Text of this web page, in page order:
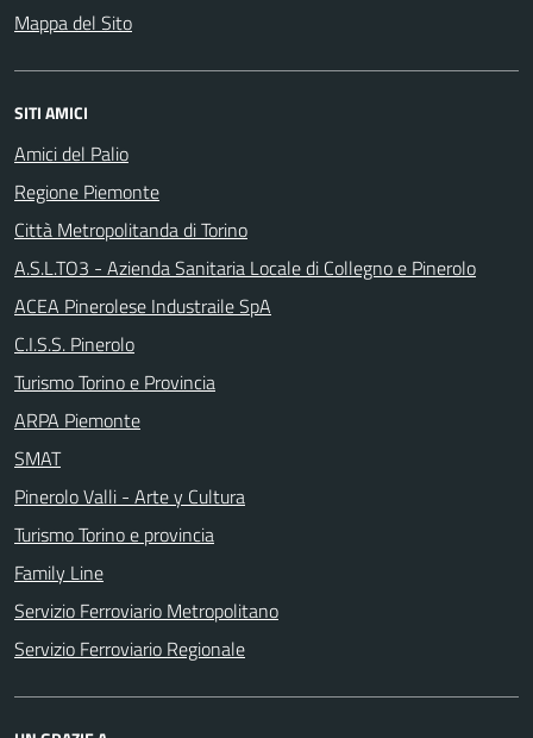
Mappa del Sito
SITI AMICI
Amici del Palio
Regione Piemonte
Città Metropolitanda di Torino
A.S.L.TO3 - Azienda Sanitaria Locale di Collegno e Pinerolo
ACEA Pinerolese Industraile SpA
C.I.S.S. Pinerolo
Turismo Torino e Provincia
ARPA Piemonte
SMAT
Pinerolo Valli - Arte y Cultura
Turismo Torino e provincia
Family Line
Servizio Ferroviario Metropolitano
Servizio Ferroviario Regionale